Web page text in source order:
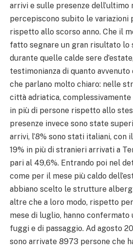
arrivi e sulle presenze dell’ultimo
percepiscono subito le variazioni
rispetto allo scorso anno. Che il
fatto segnare un gran risultato lo
durante quelle calde sere
testimonianza di quanto avvenuto
che parlano molto chiaro: nelle
città adriatica, complessivamente
in più di persone rispetto allo
presenze invece sono state
arrivi, l’8% sono stati italiani, con
19% in più di stranieri arrivati a
pari al 49,6%. Entrando poi nel
come per il mese più caldo
abbiano scelto le strutture
altre che a loro modo, rispetto
mese di luglio, hanno confermato
fuggi e di passaggio. Ad agosto
sono arrivate 8973 persone che